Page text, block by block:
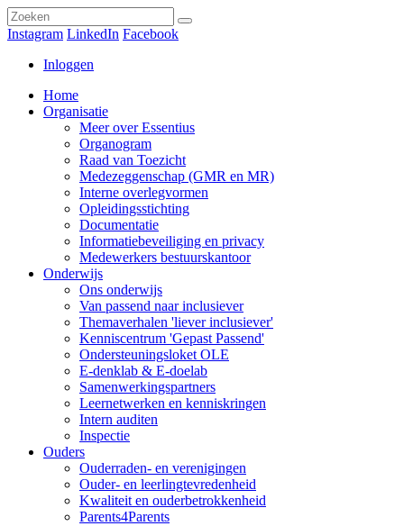
Instagram LinkedIn Facebook
Inloggen
Home
Organisatie
Meer over Essentius
Organogram
Raad van Toezicht
Medezeggenschap (GMR en MR)
Interne overlegvormen
Opleidingsstichting
Documentatie
Informatiebeveiliging en privacy
Medewerkers bestuurskantoor
Onderwijs
Ons onderwijs
Van passend naar inclusiever
Themaverhalen 'liever inclusiever'
Kenniscentrum 'Gepast Passend'
Ondersteuningsloket OLE
E-denklab & E-doelab
Samenwerkingspartners
Leernetwerken en kenniskringen
Intern auditen
Inspectie
Ouders
Ouderraden- en verenigingen
Ouder- en leerlingtevredenheid
Kwaliteit en ouderbetrokkenheid
Parents4Parents